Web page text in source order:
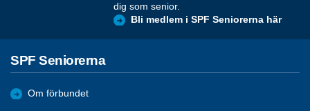
dig som senior.
Bli medlem i SPF Seniorerna här
SPF Seniorerna
Om förbundet